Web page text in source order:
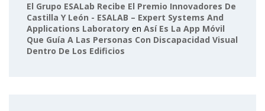
El Grupo ESALab Recibe El Premio Innovadores De
Castilla Y León - ESALAB – Expert Systems And
Applications Laboratory en Así Es La App Móvil
Que Guía A Las Personas Con Discapacidad Visual
Dentro De Los Edificios